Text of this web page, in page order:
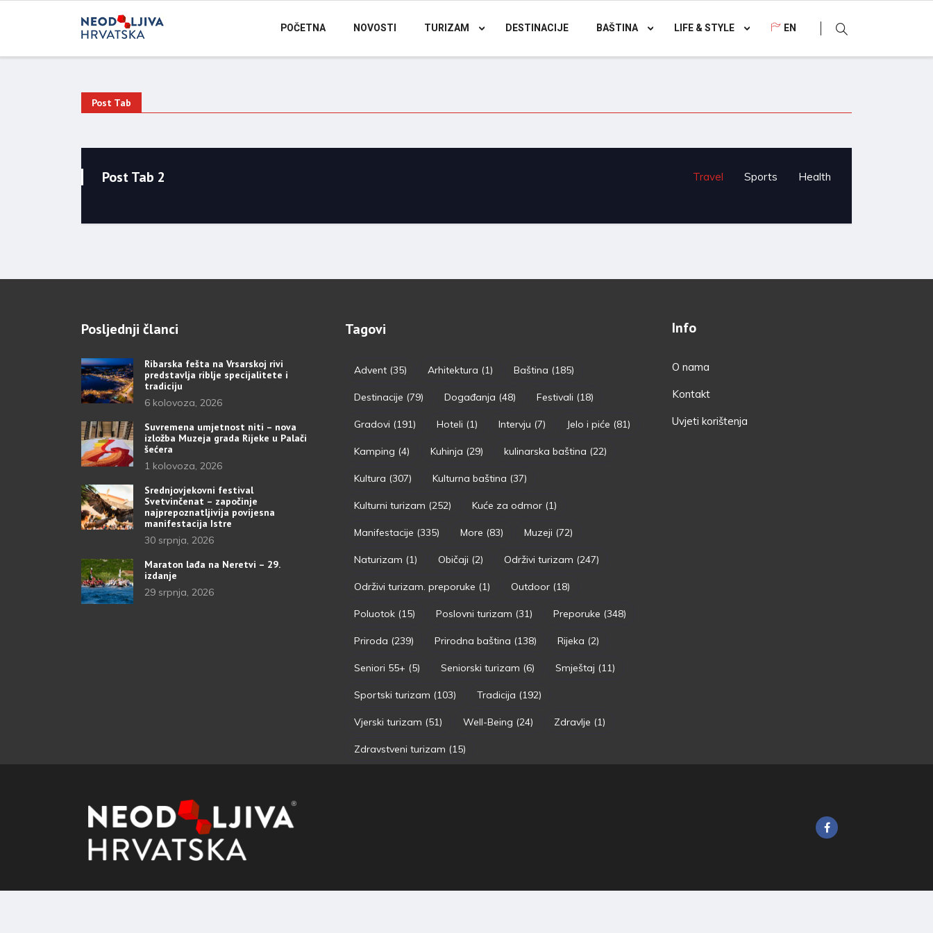
POČETNA NOVOSTI TURIZAM DESTINACIJE BAŠTINA LIFE & STYLE EN
Post Tab
Post Tab 2 Travel Sports Health
Posljednji članci
Ribarska fešta na Vrsarskoj rivi
predstavlja riblje specijalitete i
tradiciju
6 kolovoza, 2026
Suvremena umjetnost niti – nova
izložba Muzeja grada Rijeke u Palači
šećera
1 kolovoza, 2026
Srednjovjekovni festival
Svetvinčenat – započinje
najprepoznatljivija povijesna
manifestacija Istre
30 srpnja, 2026
Maraton lađa na Neretvi – 29.
izdanje
29 srpnja, 2026
Tagovi
Advent(35) Arhitektura (1) Baština (185)
Destinacije (79) Događanja (48) Festivali (18)
Gradovi (191) Hoteli (1) Intervju (7) Jelo i piće (81)
Kamping (4) Kuhinja (29) kulinarska baština (22)
Kultura (307) Kulturna baština (37)
Kulturni turizam (252) Kuće za odmor(1)
Manifestacije (335) More (83) Muzeji (72)
Naturizam (1) Običaji (2) Održivi turizam (247)
Održivi turizam. preporuke (1) Outdoor(18)
Poluotok(15) Poslovni turizam (31) Preporuke (348)
Priroda (239) Prirodna baština (138) Rijeka (2)
Seniori 55+ (5) Seniorski turizam (6) Smještaj (11)
Sportski turizam (103) Tradicija (192)
Vjerski turizam (51) Well-Being (24) Zdravlje (1)
Zdravstveni turizam (15)
Info
O nama
Kontakt
Uvjeti korištenja